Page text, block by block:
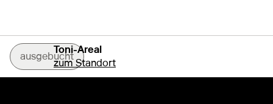
ausgebucht
Toni-Areal
zum Standort